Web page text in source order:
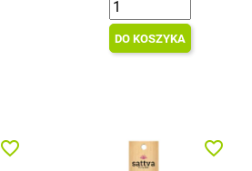
DO KOSZYKA
favorite_border favorite_border